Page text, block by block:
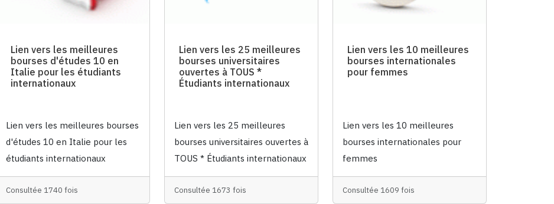
Lien vers les meilleures
bourses d'études 10 en
Italie pour les étudiants
internationaux
Lien vers les meilleures bourses
d'études 10 en Italie pour les
étudiants internationaux
Consultée 1740 fois
Lien vers les 25 meilleures
bourses universitaires
ouvertes à TOUS *
Étudiants internationaux
Lien vers les 25 meilleures
bourses universitaires ouvertes à
TOUS * Étudiants internationaux
Consultée 1673 fois
Lien vers les 10 meilleures
bourses internationales
pour femmes
Lien vers les 10 meilleures
bourses internationales pour
femmes
Consultée 1609 fois